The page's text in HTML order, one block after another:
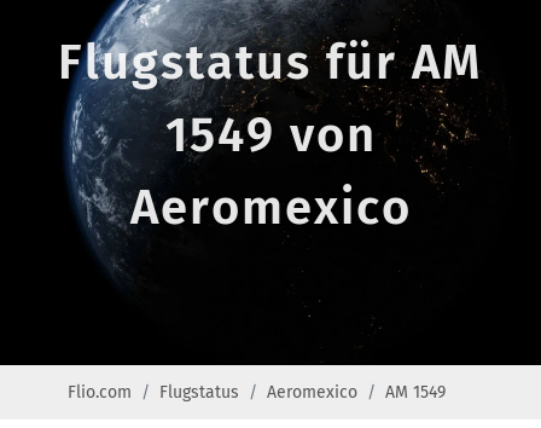
Flugstatus für AM
1549 von
Aeromexico
Flio.com Flugstatus Aeromexico AM 1549